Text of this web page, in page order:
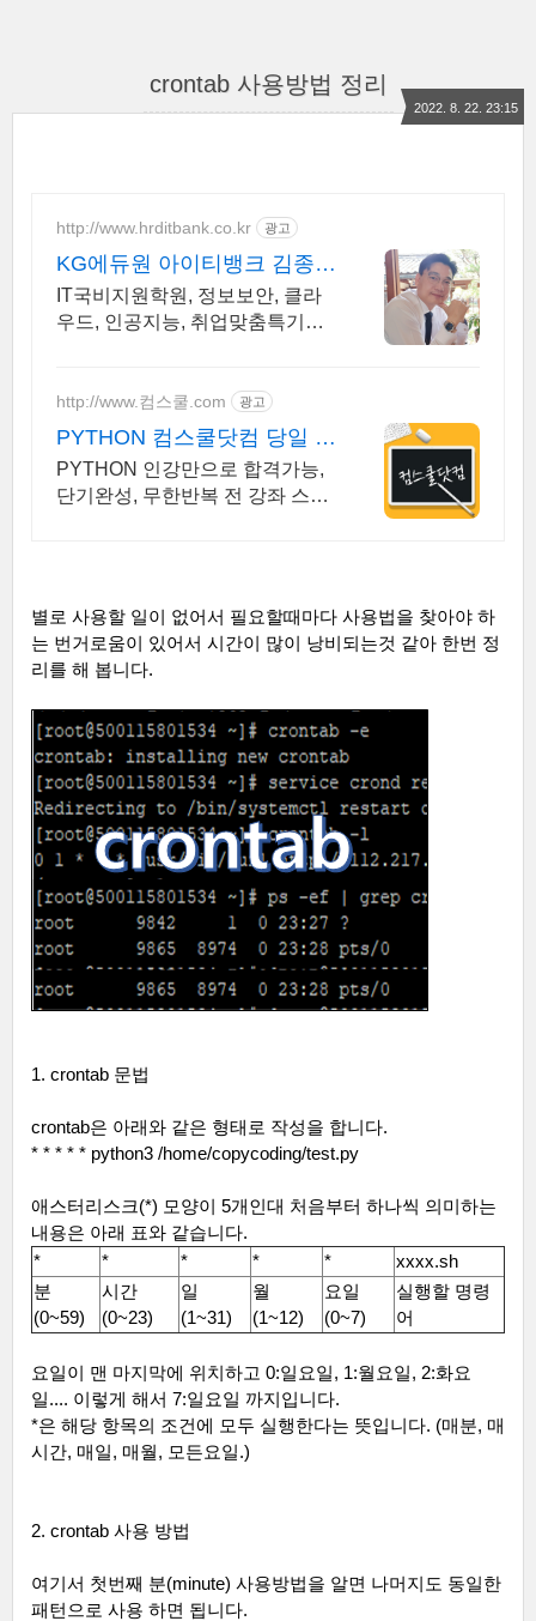
crontab 사용방법 정리
2022. 8. 22. 23:15
http://www.hrditbank.co.kr 광고
KG에듀원 아이티뱅크 김종수
27년경력전문가 IT취업상담
IT국비지원학원, 정보보안, 클라
우드, 인공지능, 취업맞춤특기병,
http://www.컴스쿨.com 광고
PYTHON 컴스쿨닷컴 당일 신
청&결제시 기프티콘!
PYTHON 인강만으로 합격가능,
단기완성, 무한반복 전 강좌 스마
별로 사용할 일이 없어서 필요할때마다 사용법을 찾아야 하
는 번거로움이 있어서 시간이 많이 낭비되는것 같아 한번 정
리를 해 봅니다.
1. crontab 문법
crontab은 아래와 같은 형태로 작성을 합니다.
* * * * * python3 /home/copycoding/test.py
애스터리스크(*) 모양이 5개인대 처음부터 하나씩 의미하는
내용은 아래 표와 같습니다.
*
* * * *
xxxx.sh
분
(0~59)
시간
(0~23)
일
(1~31)
월
(1~12)
요일
(0~7)
실행할 명령
어
요일이 맨 마지막에 위치하고 0:일요일, 1:월요일, 2:화요
일.... 이렇게 해서 7:일요일 까지입니다.
*은 해당 항목의 조건에 모두 실행한다는 뜻입니다. (매분, 매
시간, 매일, 매월, 모든요일.)
2. crontab 사용 방법
여기서 첫번째 분(minute) 사용방법을 알면 나머지도 동일한
패턴으로 사용 하면 됩니다.